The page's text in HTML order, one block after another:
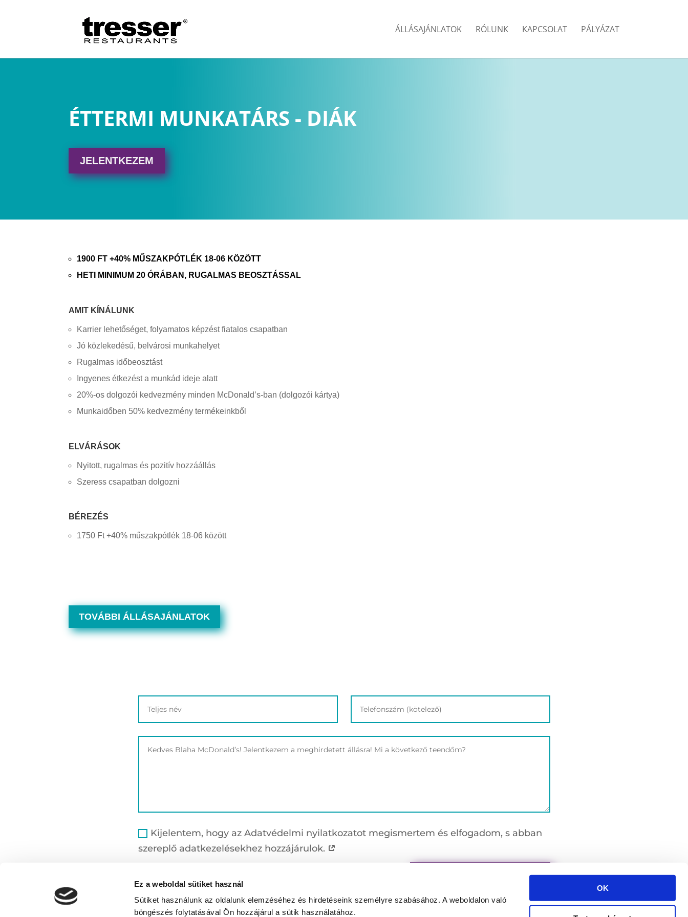
Ez a weboldal sütiket használ
Sütiket használunk az oldalunk elemzéséhez és hirdetéseink személyre szabásához. A weboldalon való
böngészés folytatásával Ön hozzájárul a sütik használatához.
OK
ÁLLÁSAJÁNLATOK RÓLUNK KAPCSOLAT PÁLYÁZAT
ÉTTERMI MUNKATÁRS - DIÁK
JELENTKEZEM
1900 FT +40% MŰSZAKPÓTLÉK 18-06 KÖZÖTT
HETI MINIMUM 20 ÓRÁBAN, RUGALMAS BEOSZTÁSSAL
AMIT KÍNÁLUNK
Karrier lehetőséget, folyamatos képzést fiatalos csapatban
Jó közlekedésű, belvárosi munkahelyet
Rugalmas időbeosztást
Ingyenes étkezést a munkád ideje alatt
20%-os dolgozói kedvezmény minden McDonald’s-ban (dolgozói kártya)
Munkaidőben 50% kedvezmény termékeinkből
ELVÁRÁSOK
Nyitott, rugalmas és pozitív hozzáállás
Szeress csapatban dolgozni
BÉREZÉS
1750 Ft +40% műszakpótlék 18-06 között
TOVÁBBI ÁLLÁSAJÁNLATOK
Kijelentem, hogy az Adatvédelmi nyilatkozatot megismertem és elfogadom, s abban
szereplő adatkezelésekhez hozzájárulok.
JELENTKEZÉS ELKÜLDÉSE